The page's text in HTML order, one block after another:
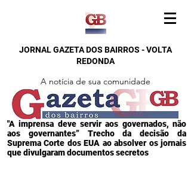
JORNAL GAZETA DOS BAIRROS - VOLTA
REDONDA
A notícia de sua comunidade
"A imprensa deve servir aos governados, não
aos governantes” Trecho da decisão da
Suprema Corte dos EUA ao absolver os jornais
que divulgaram documentos secretos